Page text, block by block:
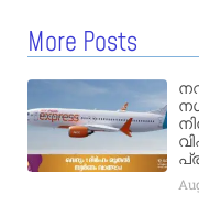
More Posts